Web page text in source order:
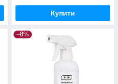
Купити
–8%